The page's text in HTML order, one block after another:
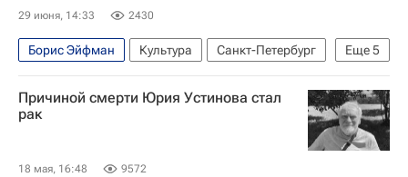
29 июня, 14:33 2430
Еще5
Борис Эйфман Культура
Санкт-Петербург
Нигерия
Китай
Наталия Попова
Иннопрактика
Газпром
Причиной смерти Юрия Устинова стал
рак
18 мая, 16:48 9572